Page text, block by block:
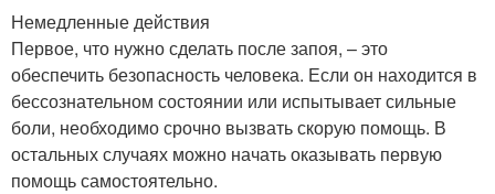
Немедленные действия
Первое, что нужно сделать после запоя, – это
обеспечить безопасность человека. Если он находится в
бессознательном состоянии или испытывает сильные
боли, необходимо срочно вызвать скорую помощь. В
остальных случаях можно начать оказывать первую
помощь самостоятельно.